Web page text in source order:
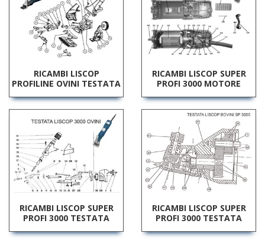
RICAMBI LISCOP
PROFILINE OVINI TESTATA
RICAMBI LISCOP SUPER
PROFI 3000 MOTORE
RICAMBI LISCOP SUPER
PROFI 3000 TESTATA
RICAMBI LISCOP SUPER
PROFI 3000 TESTATA